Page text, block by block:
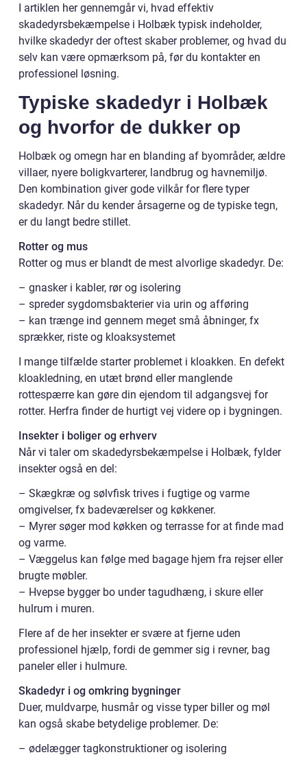
I artiklen her gennemgår vi, hvad effektiv
skadedyrsbekæmpelse i Holbæk typisk indeholder,
hvilke skadedyr der oftest skaber problemer, og hvad du
selv kan være opmærksom på, før du kontakter en
professionel løsning.
Typiske skadedyr i Holbæk
og hvorfor de dukker op
Holbæk og omegn har en blanding af byområder, ældre
villaer, nyere boligkvarterer, landbrug og havnemiljø.
Den kombination giver gode vilkår for flere typer
skadedyr. Når du kender årsagerne og de typiske tegn,
er du langt bedre stillet.
Rotter og mus
Rotter og mus er blandt de mest alvorlige skadedyr. De:
– gnasker i kabler, rør og isolering
– spreder sygdomsbakterier via urin og afføring
– kan trænge ind gennem meget små åbninger, fx
sprækker, riste og kloaksystemet
I mange tilfælde starter problemet i kloakken. En defekt
kloakledning, en utæt brønd eller manglende
rottespærre kan gøre din ejendom til adgangsvej for
rotter. Herfra finder de hurtigt vej videre op i bygningen.
Insekter i boliger og erhverv
Når vi taler om skadedyrsbekæmpelse i Holbæk, fylder
insekter også en del:
– Skægkræ og sølvfisk trives i fugtige og varme
omgivelser, fx badeværelser og køkkener.
– Myrer søger mod køkken og terrasse for at finde mad
og varme.
– Væggelus kan følge med bagage hjem fra rejser eller
brugte møbler.
– Hvepse bygger bo under tagudhæng, i skure eller
hulrum i muren.
Flere af de her insekter er svære at fjerne uden
professionel hjælp, fordi de gemmer sig i revner, bag
paneler eller i hulmure.
Skadedyr i og omkring bygninger
Duer, muldvarpe, husmår og visse typer biller og møl
kan også skabe betydelige problemer. De:
– ødelægger tagkonstruktioner og isolering